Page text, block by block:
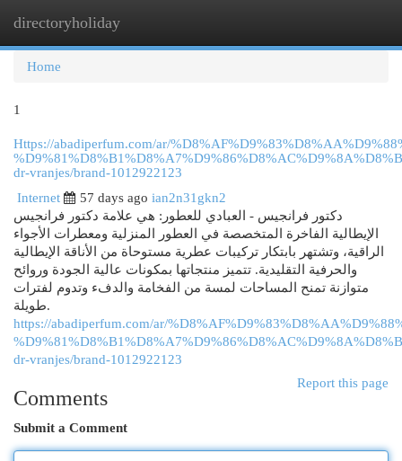
directoryholiday
Home
1
Https://abadiperfum.com/ar/
dr-vranjes/brand-1012922123
Internet
57 days ago ian2n31gkn2
دكتور فرانجيس - العبادي للعطور: هي علامة دكتور فرانجيس
الإيطالية الفاخرة المتخصصة في العطور المنزلية ومعطرات الأجواء
الراقية، وتشتهر بابتكار تركيبات عطرية مستوحاة من الأناقة الإيطالية
والحرفية التقليدية. تتميز منتجاتها بمكونات عالية الجودة وروائح
متوازنة تمنح المساحات لمسة من الفخامة والدفء وتدوم لفترات
طويلة.
https://abadiperfum.com/ar/
dr-vranjes/brand-1012922123
Report this page
Comments
Submit a Comment